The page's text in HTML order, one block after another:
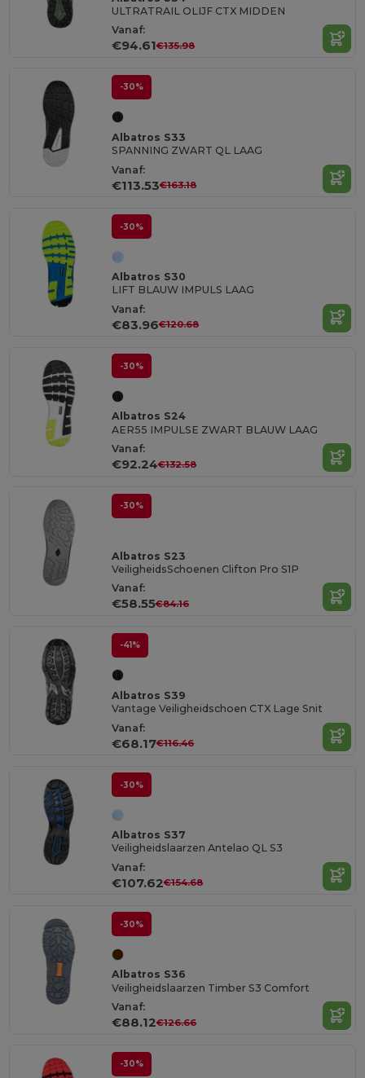
ULTRATRAIL OLIJF CTX MIDDEN
Vanaf:
€94.61€135.98
-30%
Albatros S33
SPANNING ZWART QL LAAG
Vanaf:
€113.53€163.18
-30%
Albatros S30
LIFT BLAUW IMPULS LAAG
Vanaf:
€83.96€120.68
-30%
Albatros S24
AER55 IMPULSE ZWART BLAUW LAAG
Vanaf:
€92.24€132.58
-30%
Albatros S23
VeiligheidsSchoenen Clifton Pro S1P
Vanaf:
€58.55€84.16
-41%
Albatros S39
Vantage Veiligheidschoen CTX Lage Snit
Vanaf:
€68.17€116.46
-30%
Albatros S37
Veiligheidslaarzen Antelao QL S3
Vanaf:
€107.62€154.68
-30%
Albatros S36
Veiligheidslaarzen Timber S3 Comfort
Vanaf:
€88.12€126.66
-30%